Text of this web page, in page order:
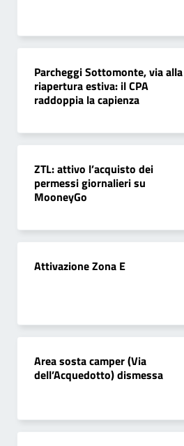
Parcheggi Sottomonte, via alla
riapertura estiva: il CPA
raddoppia la capienza
ZTL: attivo l’acquisto dei
permessi giornalieri su
MooneyGo
Attivazione Zona E
Area sosta camper (Via
dell’Acquedotto) dismessa